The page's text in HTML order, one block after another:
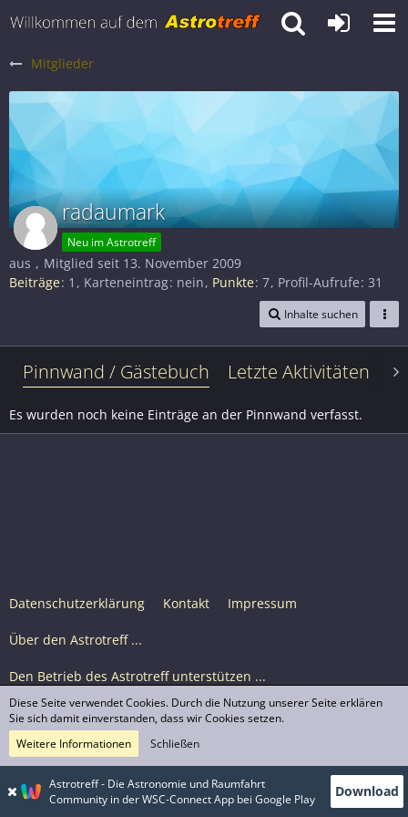
Mitglieder
radaumark
Neu im Astrotreff
aus
Mitglied seit 13. November 2009
Beiträge 1 Karteneintrag nein Punkte 7 Profil-Aufrufe 31
Inhalte suchen
Pinnwand / Gästebuch Letzte Aktivitäten
Es wurden noch keine Einträge an der Pinnwand verfasst.
Datenschutzerklärung Kontakt Impressum
Über den Astrotreff ...
Den Betrieb des Astrotreff unterstützen ...
Nutzungsbedingungen
© Astrotreff 2001-2026, lizenziert unter CC BY-SA,
sofern für einzelne Inhalte nicht anders angegeben
Astrotreff - Die Astronomie und Raumfahrt
Community in der WSC-Connect App bei Google Play
Download
Diese Seite verwendet Cookies. Durch die Nutzung unserer Seite erklären
Sie sich damit einverstanden, dass wir Cookies setzen.
Weitere Informationen
Schließen